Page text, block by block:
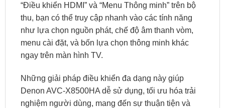
“Điều khiển HDMI” và “Menu Thông minh” trên bộ
thu, bạn có thể truy cập nhanh vào các tính năng
như lựa chọn nguồn phát, chế độ âm thanh vòm,
menu cài đặt, và bốn lựa chọn thông minh khác
ngay trên màn hình TV.
Những giải pháp điều khiển đa dạng này giúp
Denon AVC-X8500HA dễ sử dụng, tối ưu hóa trải
nghiệm người dùng, mang đến sự thuận tiện và